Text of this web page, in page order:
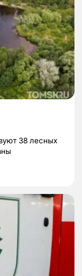
38 лесных